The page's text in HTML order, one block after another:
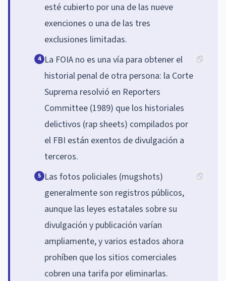
esté cubierto por una de las nueve
exenciones o una de las tres
exclusiones limitadas.
4 La FOIA no es una vía para obtener el
historial penal de otra persona: la Corte
Suprema resolvió en Reporters
Committee (1989) que los historiales
delictivos (rap sheets) compilados por
el FBI están exentos de divulgación a
terceros.
5 Las fotos policiales (mugshots)
generalmente son registros públicos,
aunque las leyes estatales sobre su
divulgación y publicación varían
ampliamente, y varios estados ahora
prohíben que los sitios comerciales
cobren una tarifa por eliminarlas.